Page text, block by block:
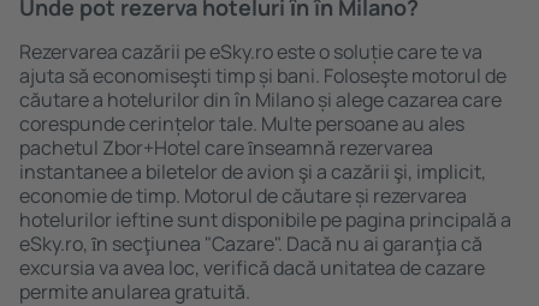
Unde pot rezerva hoteluri ȋn în Milano?
Rezervarea cazării pe eSky.ro este o soluție care te va
ajuta să economiseşti timp și bani. Foloseşte motorul de
căutare a hotelurilor din în Milano și alege cazarea care
corespunde cerințelor tale. Multe persoane au ales
pachetul Zbor+Hotel care ȋnseamnă rezervarea
instantanee a biletelor de avion şi a cazării şi, implicit,
economie de timp. Motorul de căutare și rezervarea
hotelurilor ieftine sunt disponibile pe pagina principală a
eSky.ro, ȋn secţiunea "Cazare". Dacă nu ai garanţia că
excursia va avea loc, verifică dacă unitatea de cazare
permite anularea gratuită.